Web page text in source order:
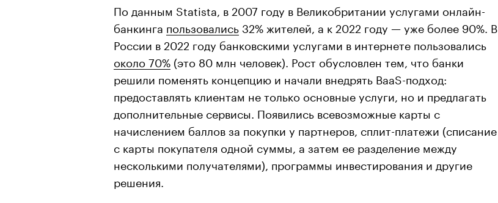
По данным Statistа, в 2007 году в Великобритании услугами онлайн-
банкинга пользовались32% жителей, а к 2022 году — уже более 90%. В
России в 2022 году банковскими услугами в интернете пользовались
около 70% (это 80 млн человек). Рост обусловлен тем, что банки
решили поменять концепцию и начали внедрять BaaS-подход:
предоставлять клиентам не только основные услуги, но и предлагать
дополнительные сервисы. Появились всевозможные карты с
начислением баллов за покупки у партнеров, сплит-платежи (списание
с карты покупателя одной суммы, а затем ее разделение между
несколькими получателями), программы инвестирования и другие
решения.